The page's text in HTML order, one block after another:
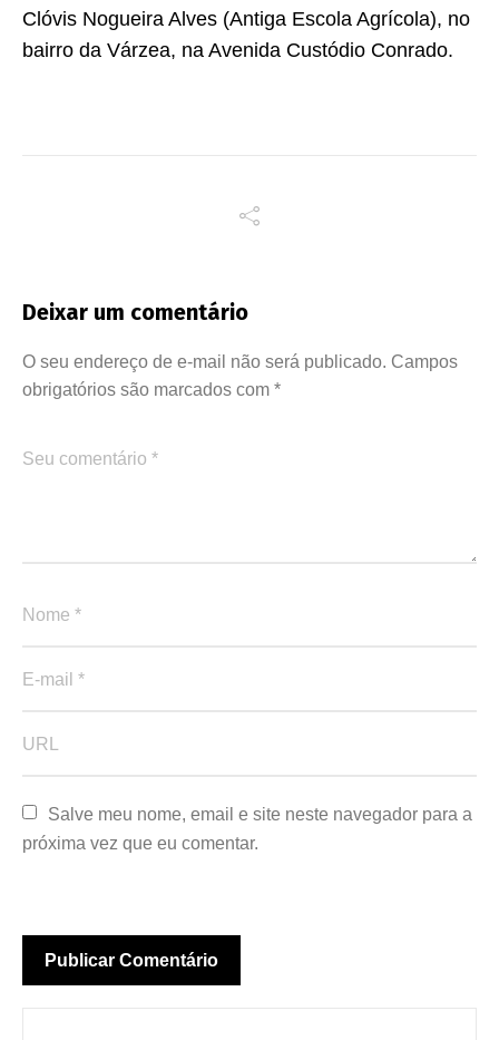
Clóvis Nogueira Alves (Antiga Escola Agrícola), no
bairro da Várzea, na Avenida Custódio Conrado.
Deixar um comentário
O seu endereço de e-mail não será publicado. Campos
obrigatórios são marcados com *
Salve meu nome, email e site neste navegador para a
próxima vez que eu comentar.